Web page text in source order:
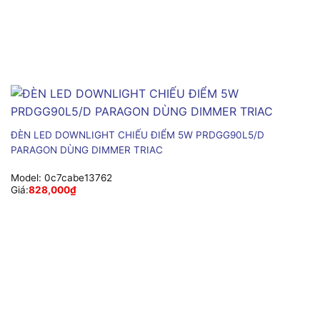
ĐÈN LED DOWNLIGHT CHIẾU ĐIỂM 5W PRDGG90L5/D
PARAGON DÙNG DIMMER TRIAC
Model: 0c7cabe13762
Giá:828,000₫